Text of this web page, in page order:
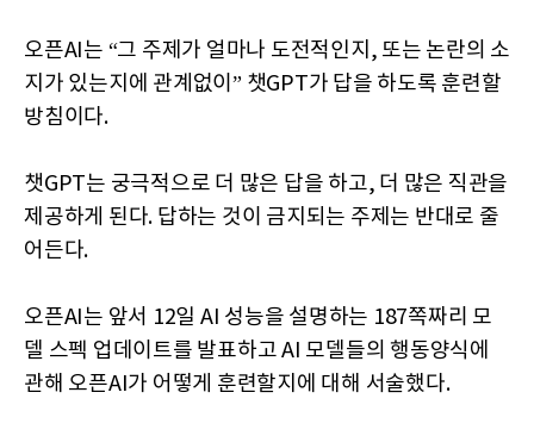
오픈AI는 “그 주제가 얼마나 도전적인지, 또는 논란의 소
지가 있는지에 관계없이” 챗GPT가 답을 하도록 훈련할
방침이다.
챗GPT는 궁극적으로 더 많은 답을 하고, 더 많은 직관을
제공하게 된다. 답하는 것이 금지되는 주제는 반대로 줄
어든다.
오픈AI는 앞서 12일 AI 성능을 설명하는 187쪽짜리 모
델 스펙 업데이트를 발표하고 AI 모델들의 행동양식에
관해 오픈AI가 어떻게 훈련할지에 대해 서술했다.